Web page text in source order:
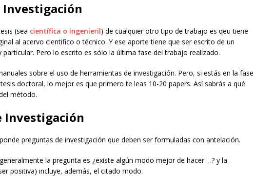
Investigación
(sea científica o ingenieril) de cualquier otro tipo de trabajo es qeu tiene
al acervo cientifico o técnico. Y ese aporte tiene que ser escrito de un
Pero lo escrito es sólo la última fase del trabajo realizado.
sobre el uso de herramientas de investigación. Pero, si estás en la fase
doctoral, lo mejor es que primero te leas 10-20 papers. Así sabrás a qué
método.
Investigación
preguntas de investigación que deben ser formuladas con antelación.
generalmente la pregunta es ¿existe algún modo mejor de hacer …? y la
positiva) incluye, además, el citado modo.